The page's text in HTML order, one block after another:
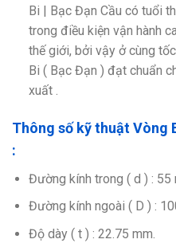
Bi | Bạc Đạn Cầu có tuổi
trong điều kiện vận hành
thế giới, bởi vậy ở cùng
Bi ( Bạc Đạn ) đạt chuẩn
xuất .
Thông số kỹ thuật Vòng
:
Đường kính trong ( d ) : 55
Đường kính ngoài ( D ) :
Độ dày ( t ) : 22.75 mm.